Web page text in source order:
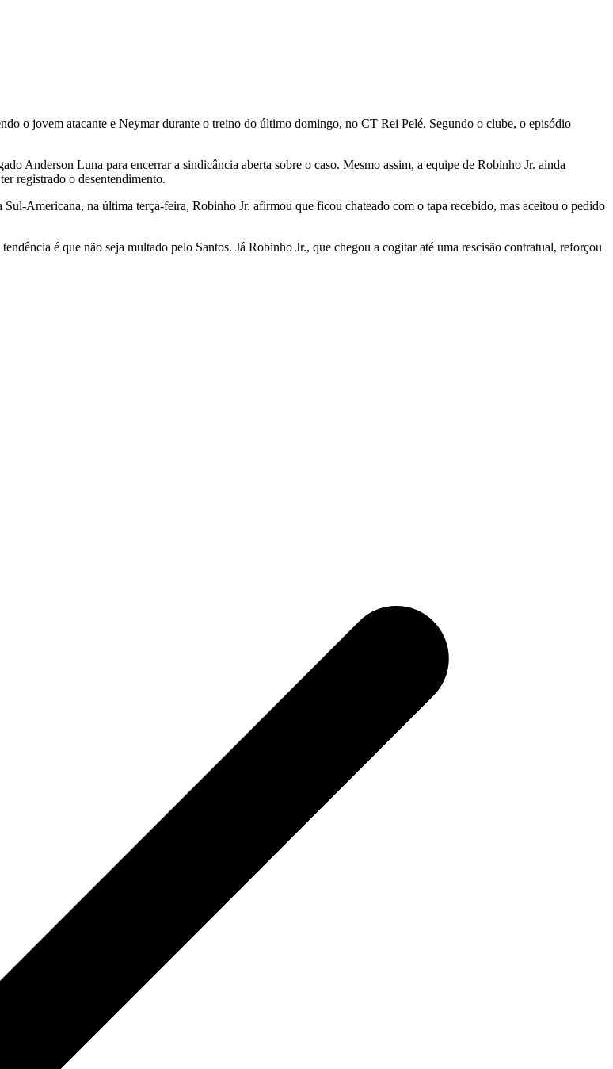
o jovem atacante e Neymar durante o treino do último domingo, no CT Rei Pelé. Segundo o clube, o episódio
Anderson Luna para encerrar a sindicância aberta sobre o caso. Mesmo assim, a equipe de Robinho Jr. ainda
registrado o desentendimento.
Americana, na última terça-feira, Robinho Jr. afirmou que ficou chateado com o tapa recebido, mas aceitou o pedido
é que não seja multado pelo Santos. Já Robinho Jr., que chegou a cogitar até uma rescisão contratual, reforçou